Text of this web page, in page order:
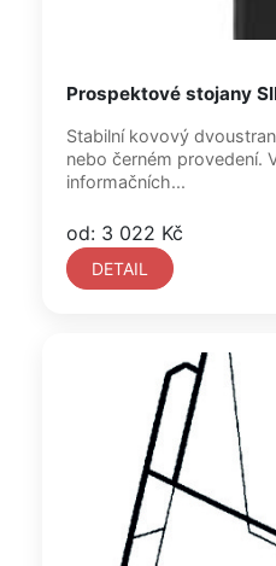
Prospektové stojany
Stabilní kovový
nebo černém provedení. Vhodný pro
informačních...
od: 3 022 Kč
DETAIL